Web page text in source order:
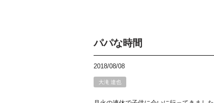
パパな時間
2018/08/08
大滝 達也